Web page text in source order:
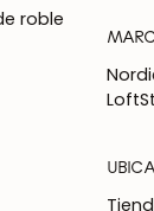
roble